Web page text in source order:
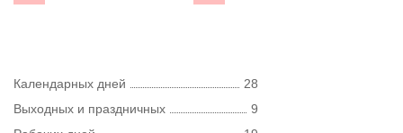
Календарных дней
28
Выходных и праздничных
9